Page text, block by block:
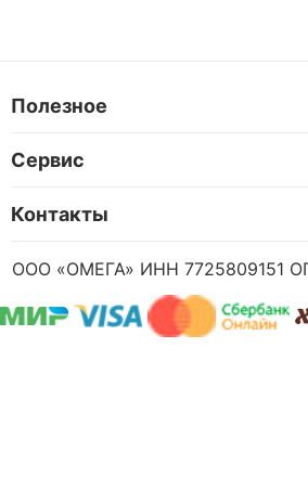
Полезное
Сервис
Контакты
ООО «ОМЕГА» ИНН 7725809151